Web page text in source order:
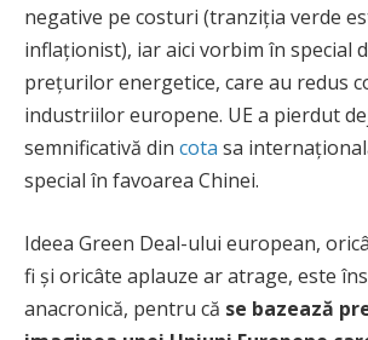
negative pe costuri (tranziția verde
inflaționist), iar aici vorbim în special
prețurilor energetice, care au redus
industriilor europene. UE a pierdut
semnificativă din cota sa
special în favoarea Chinei.
Ideea Green Deal-ului european,
fi și oricâte aplauze ar atrage, este
anacronică, pentru că se bazează